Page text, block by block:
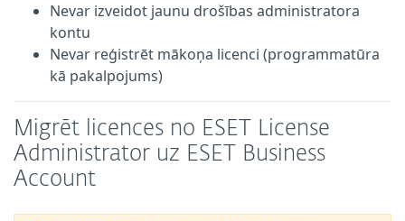
Nevar izveidot jaunu drošības administratora
kontu
Nevar reģistrēt mākoņa licenci (programmatūra
kā pakalpojums)
Migrēt licences no ESET License
Administrator uz ESET Business
Account